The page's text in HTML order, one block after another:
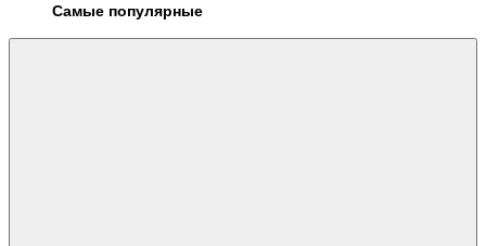
Самые популярные